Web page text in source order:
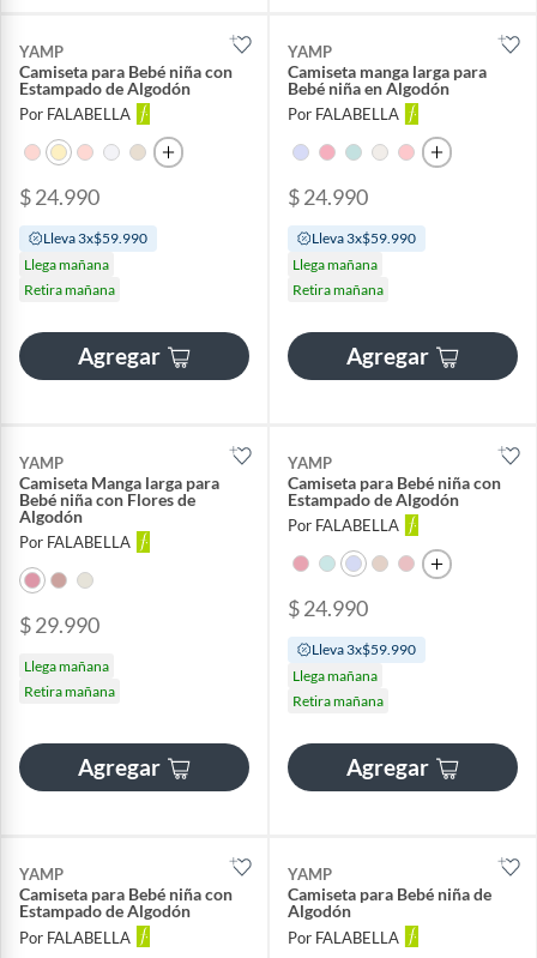
YAMP
Camiseta para Bebé niña con
Estampado de Algodón
Por FALABELLA
$ 24.990
Lleva 3x$59.990
Llega mañana
Retira mañana
Agregar
YAMP
Camiseta manga larga para
Bebé niña en Algodón
Por FALABELLA
$ 24.990
Lleva 3x$59.990
Llega mañana
Retira mañana
Agregar
YAMP
Camiseta Manga larga para
Bebé niña con Flores de
Algodón
Por FALABELLA
$ 29.990
Llega mañana
Retira mañana
Agregar
YAMP
Camiseta para Bebé niña con
Estampado de Algodón
Por FALABELLA
$ 24.990
Lleva 3x$59.990
Llega mañana
Retira mañana
Agregar
YAMP
Camiseta para Bebé niña con
Estampado de Algodón
Por FALABELLA
YAMP
Camiseta para Bebé niña de
Algodón
Por FALABELLA